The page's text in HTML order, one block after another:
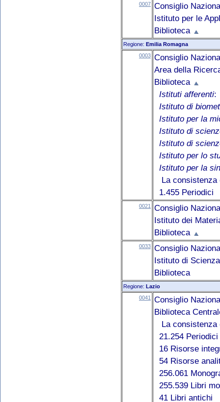
0007 Consiglio
Istituto per le
Biblioteca
Regione: Emilia Romagna
0003 Consiglio
Area della
Biblioteca
Istituti afferenti:
Istituto di
Istituto per la
Istituto di
Istituto di
Istituto per lo
Istituto per la
La
1.455 Periodici
0021
Consiglio
Istituto dei
Biblioteca
0033 Consiglio
Istituto di
Biblioteca
Regione: Lazio
0041
Consiglio
Biblioteca
La
21.254 Periodici
16 Risorse
54 Risorse
256.061
255.539 Libri
41 Libri antichi